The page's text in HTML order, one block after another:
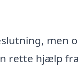
men
rette hjælp